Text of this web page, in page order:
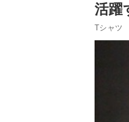
活躍
Tシャツ